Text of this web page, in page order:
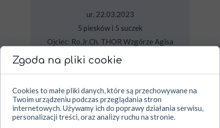
ur. 22.03.2023
5 piesków i 5 suczek
Ojciec: Ro.Jr.Ch. THOR Wzgórze Agisa
exon2 clear
Matka: Mł.Ch.Ro., Ch. Mkd.SUMMER
HDA, ED0/0, OCD0/0 DM exon1 clear
exon2 clear
Zgoda na pliki cookie
Cookies to małe pliki danych, które są przechowywane na
Twoim urządzeniu podczas przeglądania stron
internetowych. Używamy ich do poprawy działania serwisu,
personalizacji treści, oraz analizy ruchu na stronie.